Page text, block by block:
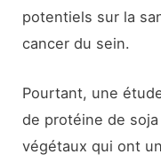
potentiels sur la
cancer du sein.
Pourtant, une
de protéine de
végétaux qui ont